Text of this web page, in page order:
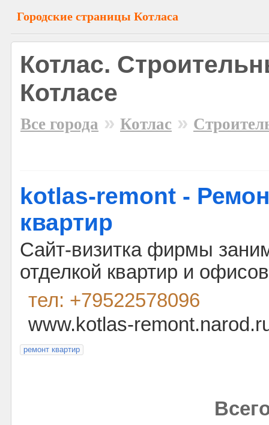
Городские страницы Котласа
Котлас.
Котласе
Все города » Котлас »
kotlas-remont -
квартир
Сайт-визитка фирмы
отделкой квартир и
тел: +79522578096
www.kotlas-
ремонт квартир